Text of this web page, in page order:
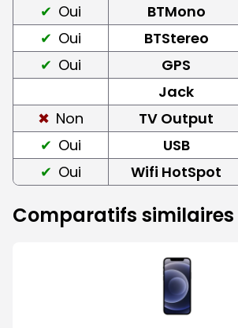
Oui
BTMono
Oui
BTStereo
Oui
GPS
Jack
Non
TV Output
Oui
USB
Oui
Wifi HotSpot
Comparatifs similaires